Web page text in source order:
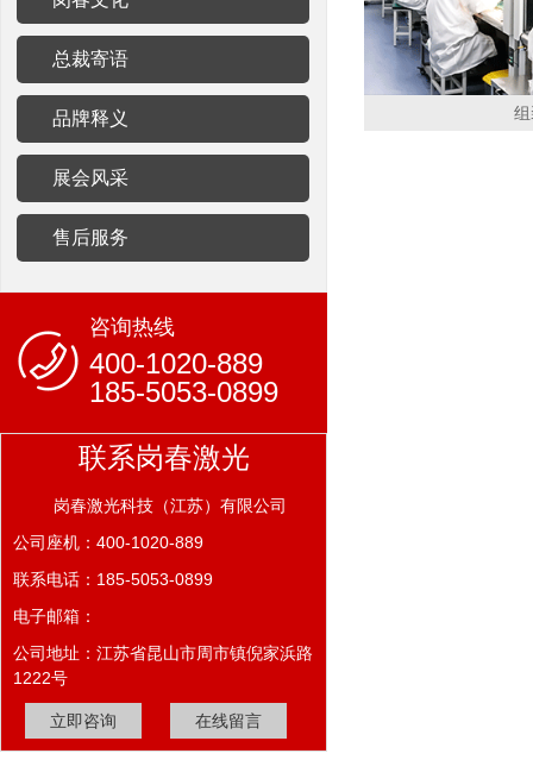
总裁寄语
品牌释义
展会风采
售后服务
咨询热线
400-1020-889
185-5053-0899
联系岗春激光
岗春激光科技（江苏）有限公司
公司座机：400-1020-889
联系电话：185-5053-0899
电子邮箱：
公司地址：江苏省昆山市周市镇倪家浜路
1222号
立即咨询 在线留言